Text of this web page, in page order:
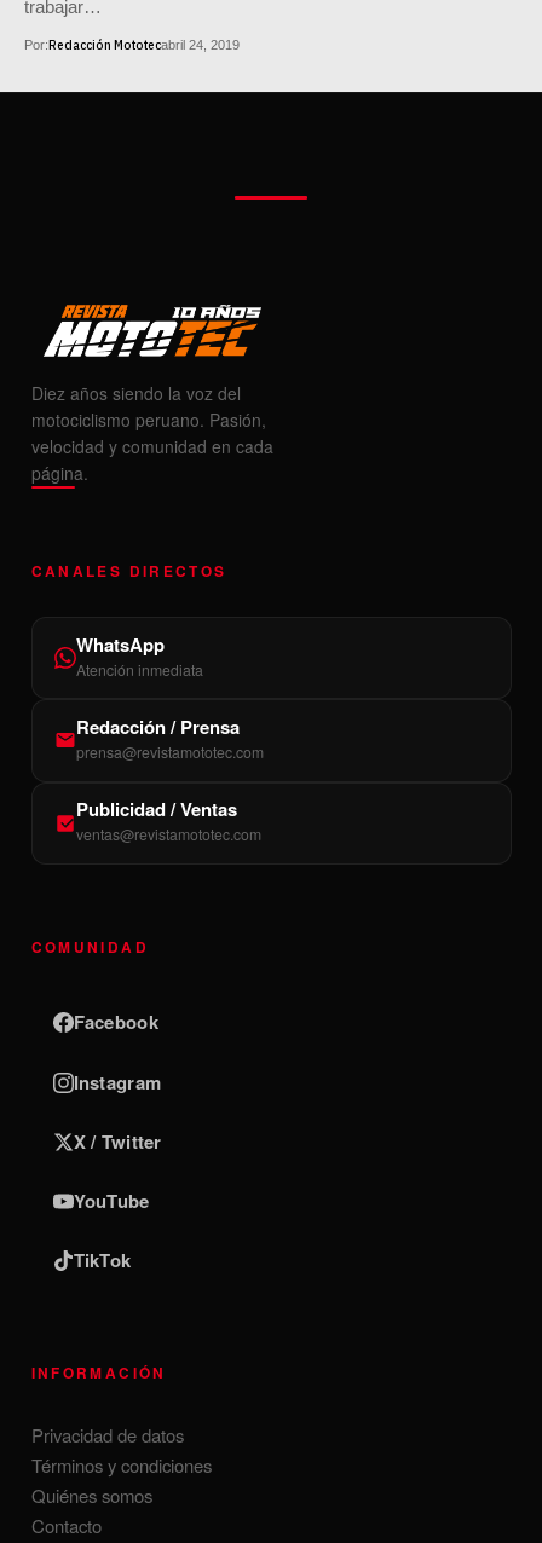
trabajar…
Por:Redacción Mototecabril 24, 2019
Diez años siendo la voz del
motociclismo peruano. Pasión,
velocidad y comunidad en cada
página.
CANALES DIRECTOS
WhatsApp
Atención inmediata
Redacción / Prensa
prensa@revistamototec.com
Publicidad / Ventas
ventas@revistamototec.com
COMUNIDAD
Facebook
Instagram
X / Twitter
YouTube
TikTok
INFORMACIÓN
Privacidad de datos
Términos y condiciones
Quiénes somos
Contacto